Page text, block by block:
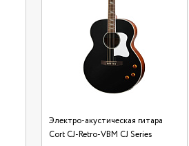
Электро-акустическая гитара
Cort CJ-Retro-VBM CJ Series